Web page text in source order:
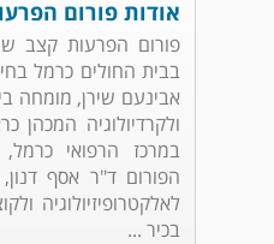
אודות פורום
פורום הפרעות קצב
בבית החולים כרמל
אבינעם שירן, מומחה
ולקרדיולוגיה המכהן
במרכז הרפואי
הפורום ד"ר אסף
לאלקטרופיזיולוגיה
בכיר ...